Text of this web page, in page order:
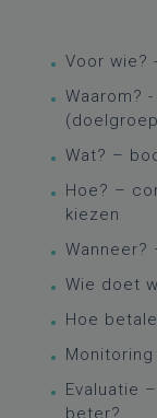
Voor wie?
Waarom?
Wat? –
Hoe? –
kiezen
Wanneer?
Wie doet
Hoe
Evaluatie
beter?